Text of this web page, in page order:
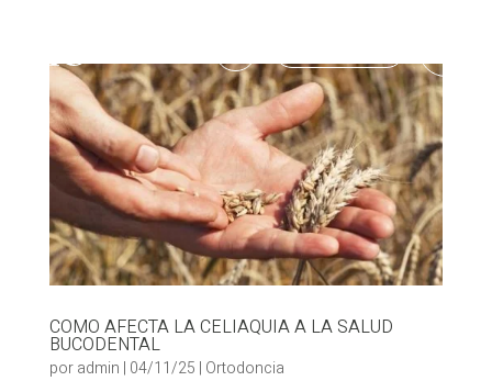
COMO AFECTA LA CELIAQUIA A LA SALUD
BUCODENTAL
poradmin | 04/11/25 | Ortodoncia